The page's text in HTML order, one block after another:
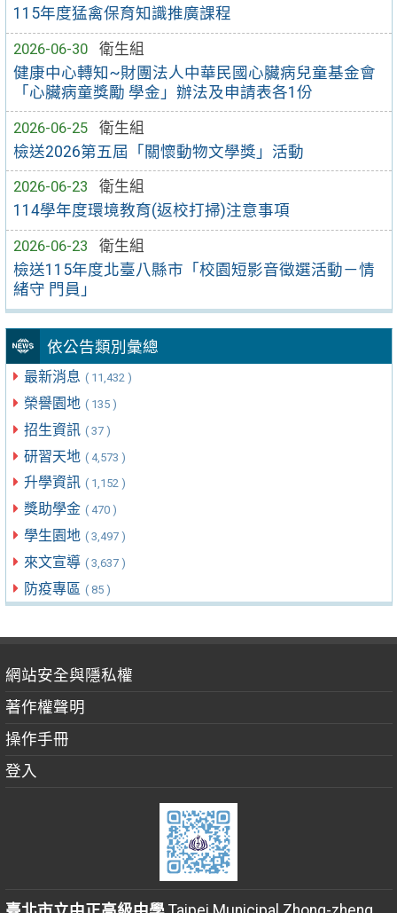
115年度猛禽保育知識推廣課程
2026-06-30
衛生組
健康中心轉知~財團法人中華民國心臟病兒童基金會
「心臟病童獎勵 學金」辦法及申請表各1份
2026-06-25
衛生組
檢送2026第五屆「關懷動物文學獎」活動
2026-06-23
衛生組
114學年度環境教育(返校打掃)注意事項
2026-06-23
衛生組
檢送115年度北臺八縣市「校園短影音徵選活動－情
緒守 門員」
依公告類別彙總
最新消息 ( 11,432 )
榮譽園地 ( 135 )
招生資訊 ( 37 )
研習天地 ( 4,573 )
升學資訊 ( 1,152 )
獎助學金 ( 470 )
學生園地 ( 3,497 )
來文宣導 ( 3,637 )
防疫專區 ( 85 )
網站安全與隱私權
著作權聲明
操作手冊
登入